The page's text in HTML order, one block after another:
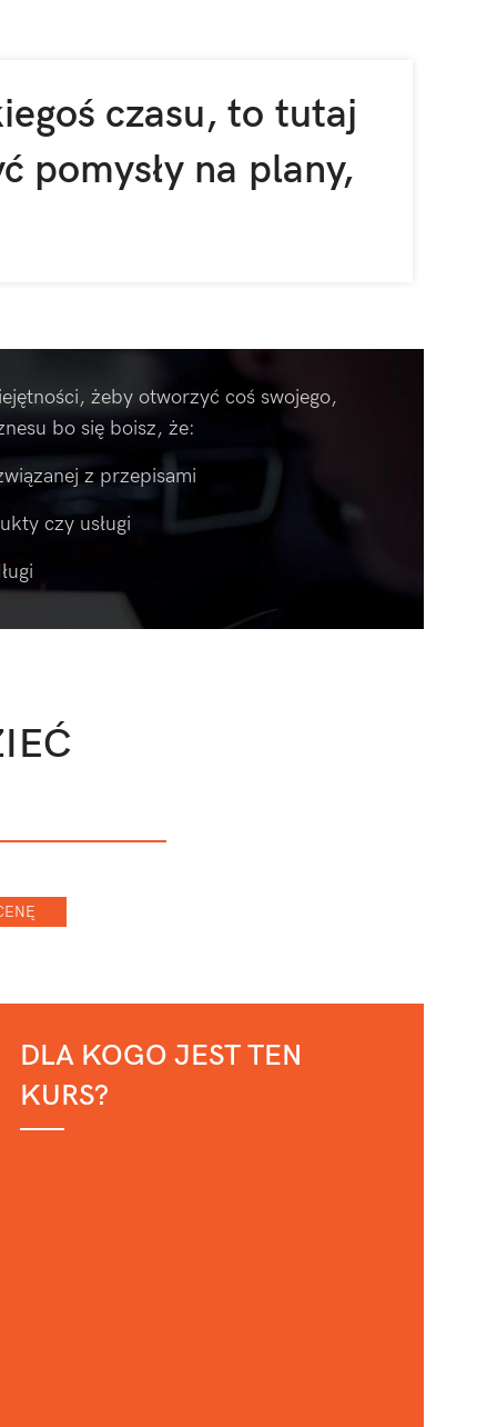
czasu, to tutaj
pomysły na plany,
żeby otworzyć coś swojego,
bo się boisz, że:
z przepisami
czy usługi
DLA KOGO JEST TEN
KURS?